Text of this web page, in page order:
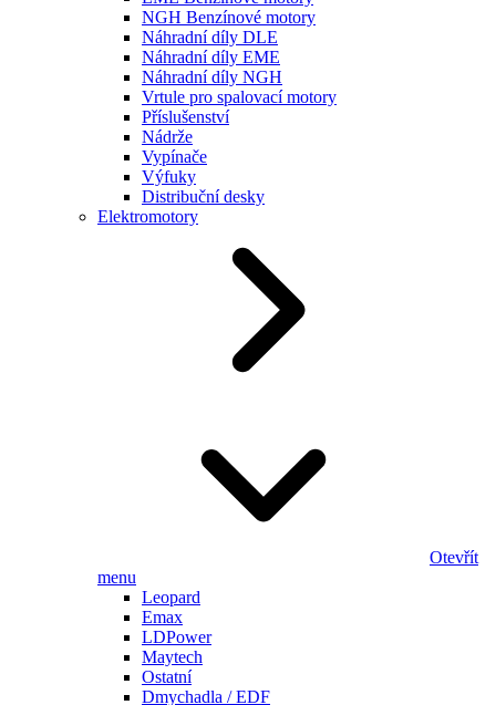
NGH Benzínové motory
Náhradní díly DLE
Náhradní díly EME
Náhradní díly NGH
Vrtule pro spalovací motory
Příslušenství
Nádrže
Vypínače
Výfuky
Distribuční desky
Elektromotory
Otevřít
menu
Leopard
Emax
LDPower
Maytech
Ostatní
Dmychadla / EDF